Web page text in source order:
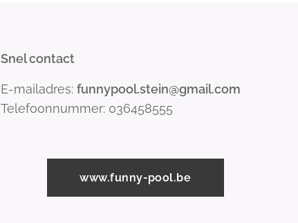
Snel contact
E-mailadres: funnypool.stein@gmail.com
Telefoonnummer: 036458555
www.funny-pool.be